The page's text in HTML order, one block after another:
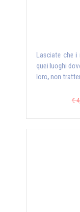
Lasciate che i
quei luoghi
loro, non
€